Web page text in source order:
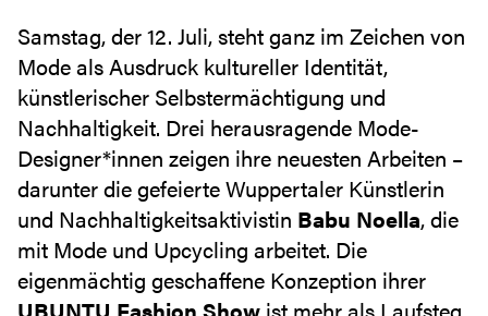
Samstag, der 12. Juli, steht ganz im Zeichen von
Mode als Ausdruck kultureller Identität,
künstlerischer Selbstermächtigung und
Nachhaltigkeit. Drei herausragende Mode-
Designer*innen zeigen ihre neuesten Arbeiten –
darunter die gefeierte Wuppertaler Künstlerin
und Nachhaltigkeitsaktivistin Babu Noella, die
mit Mode und Upcycling arbeitet. Die
eigenmächtig geschaffene Konzeption ihrer